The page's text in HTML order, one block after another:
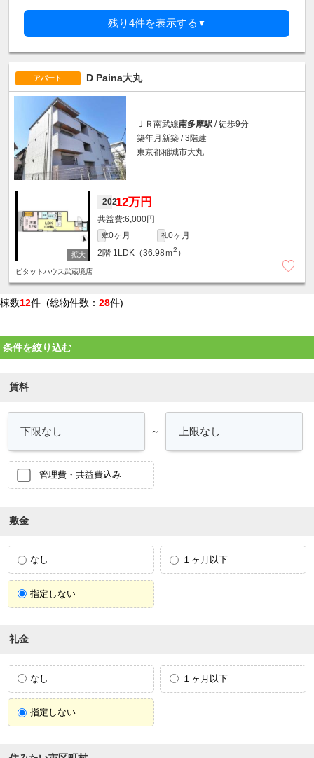
残り4件を表示する ▼
アパート D Paina大丸
ＪＲ南武線南多摩駅 / 徒歩9分
築年月新築 / 3階建
東京都稲城市大丸
20212万円
6,000円
敷0ヶ月 礼0ヶ月
2階 1LDK（36.98ｍ2 ）
ピタットハウス武蔵境店
棟数12件 (総物件数： 28件)
条件を絞り込む
賃料
～
管理費・共益費込み
敷金
なし １ヶ月以下
指定しない
礼金
なし １ヶ月以下
指定しない